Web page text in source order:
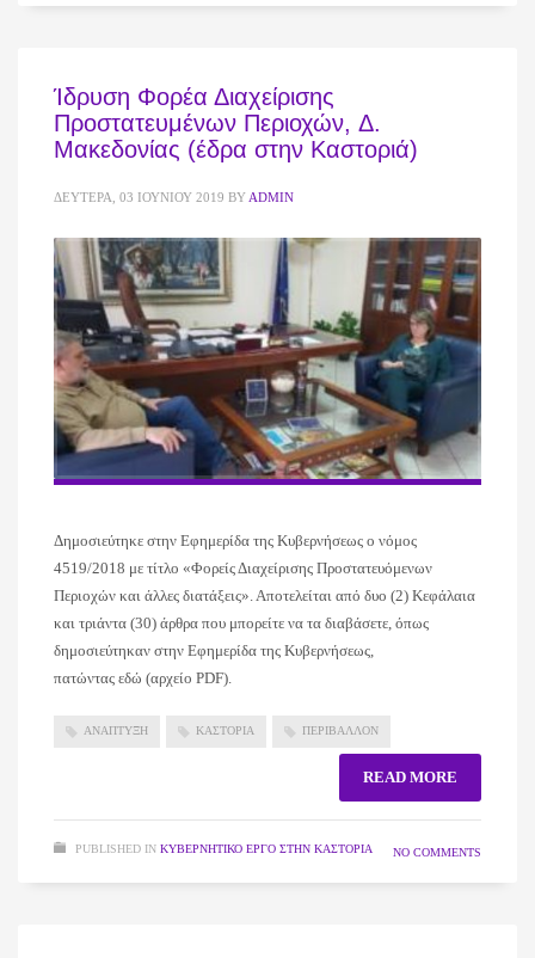
Ίδρυση Φορέα Διαχείρισης
Προστατευμένων Περιοχών, Δ.
Μακεδονίας (έδρα στην Καστοριά)
ΔΕΥΤΈΡΑ, 03 ΙΟΥΝΊΟΥ 2019 BY ADMIN
Δημοσιεύτηκε στην Εφημερίδα της Κυβερνήσεως ο νόμος
4519/2018 με τίτλο «Φορείς Διαχείρισης Προστατευόμενων
Περιοχών και άλλες διατάξεις». Αποτελείται από δυο (2) Κεφάλαια
και τριάντα (30) άρθρα που μπορείτε να τα διαβάσετε, όπως
δημοσιεύτηκαν στην Εφημερίδα της Κυβερνήσεως,
πατώντας εδώ (αρχείο PDF).
ΑΝΑΠΤΥΞΗ ΚΑΣΤΟΡΙΑ ΠΕΡΙΒΑΛΛΟΝ
READ MORE
PUBLISHED IN ΚΥΒΕΡΝΗΤΙΚΌ ΈΡΓΟ ΣΤΗΝ ΚΑΣΤΟΡΙΆ NO COMMENTS